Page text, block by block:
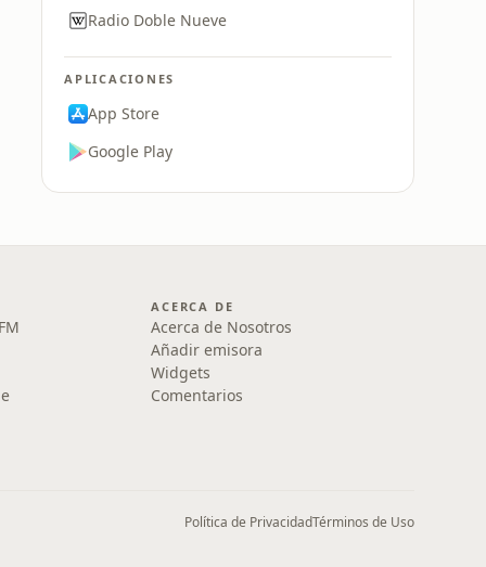
Radio Doble Nueve
APLICACIONES
App Store
Google Play
ACERCA DE
Acerca de Nosotros
Añadir emisora
Widgets
Comentarios
Política de PrivacidadTérminos de Uso